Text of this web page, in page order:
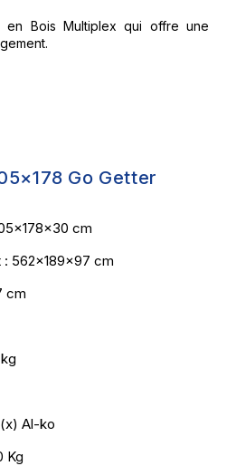
en Bois Multiplex qui offre une
Go Getter
cm
: 562x189x97 cm
cm
Al-ko
Kg